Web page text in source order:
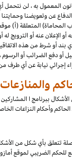
المعمول به ، لن
الدفاع عن وتعويضنا
المحاماة) المتعلقة (أ)
أو الإعلان عنه أو
بند أو شرط من هذه
أو دفع الضرائب أو الرسوم
إجرائي نيابة عن أي
والمنازعات
ببرنامج ا
الحاكم وأحكام النزاعات
تتعلق بأي شكل من
للحكم الضريبي لموقع